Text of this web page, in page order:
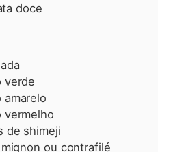
doce
verde
amarelo
vermelho
de shimeji
ou contrafilé